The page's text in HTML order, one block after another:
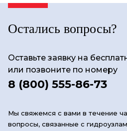
Остались вопросы?
Оставьте заявку на
или позвоните по номеру
8 (800) 555-86-73
Мы свяжемся с вами в течение
вопросы, связанные с